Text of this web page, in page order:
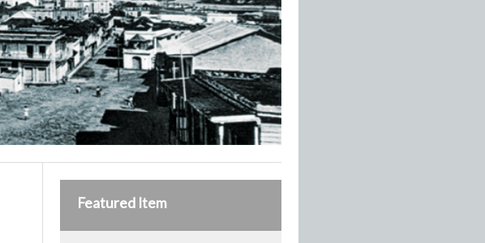
Featured Item